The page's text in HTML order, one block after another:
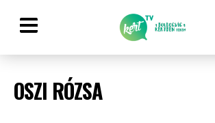
OSZI RÓZSA